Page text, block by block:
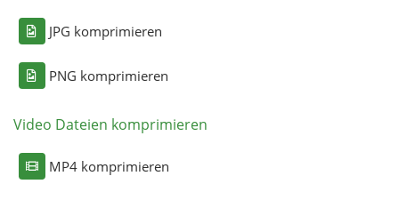
JPG komprimieren
PNG komprimieren
Video Dateien komprimieren
MP4 komprimieren